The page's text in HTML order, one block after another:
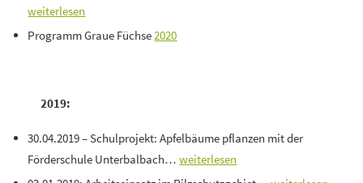
weiterlesen
Programm Graue Füchse2020
2019:
30.04.2019 – Schulprojekt: Apfelbäume pflanzen mit der
Förderschule Unterbalbach…weiterlesen